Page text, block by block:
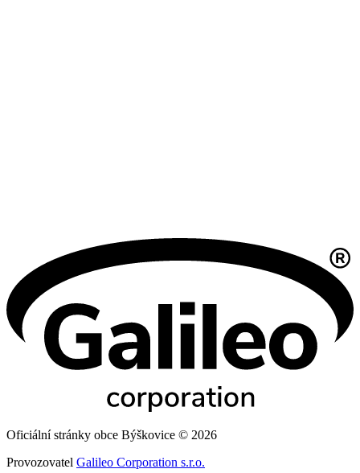
Oficiální stránky obce Býškovice © 2026
Provozovatel Galileo Corporation s.r.o.